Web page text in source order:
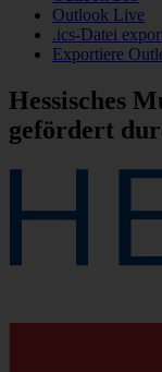
Outlook Live
.ics-Datei
Exportiere
Hessisches
gefördert